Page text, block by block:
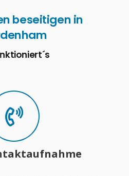
beseitigen in